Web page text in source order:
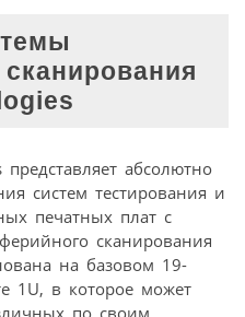
абсолютно
систем тестирования и
печатных плат с
сканирования
на базовом 19-
1U, в которое может